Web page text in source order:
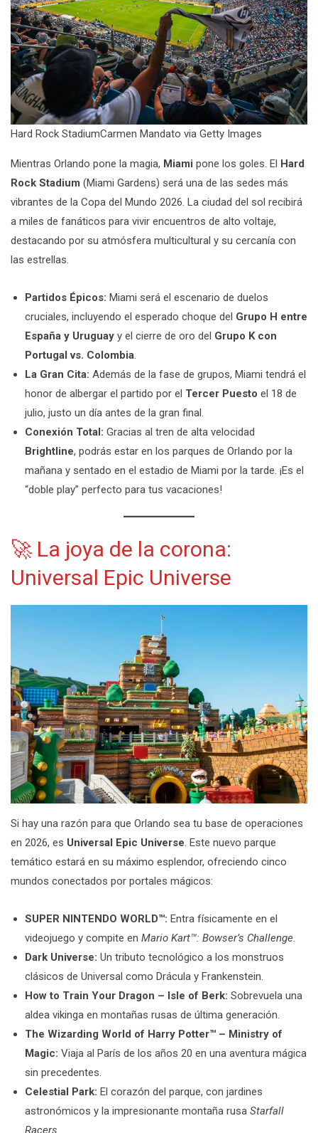
Hard Rock StadiumCarmen Mandato via Getty Images
Mientras Orlando pone la magia, Miami pone los goles. El Hard
Rock Stadium (Miami Gardens) será una de las sedes más
vibrantes de la Copa del Mundo 2026. La ciudad del sol recibirá
a miles de fanáticos para vivir encuentros de alto voltaje,
destacando por su atmósfera multicultural y su cercanía con
las estrellas.
Partidos Épicos: Miami será el escenario de duelos
cruciales, incluyendo el esperado choque del Grupo H entre
España y Uruguay y el cierre de oro del Grupo K con
Portugal vs. Colombia.
La Gran Cita: Además de la fase de grupos, Miami tendrá el
honor de albergar el partido por el Tercer Puesto el 18 de
julio, justo un día antes de la gran final.
Conexión Total: Gracias al tren de alta velocidad
Brightline, podrás estar en los parques de Orlando por la
mañana y sentado en el estadio de Miami por la tarde. ¡Es el
“doble play” perfecto para tus vacaciones!
🚀 La joya de la corona:
Universal Epic Universe
Si hay una razón para que Orlando sea tu base de operaciones
en 2026, es Universal Epic Universe. Este nuevo parque
temático estará en su máximo esplendor, ofreciendo cinco
mundos conectados por portales mágicos:
SUPER NINTENDO WORLD™: Entra físicamente en el
videojuego y compite en Mario Kart™: Bowser’s Challenge.
Dark Universe: Un tributo tecnológico a los monstruos
clásicos de Universal como Drácula y Frankenstein.
How to Train Your Dragon – Isle of Berk: Sobrevuela una
aldea vikinga en montañas rusas de última generación.
The Wizarding World of Harry Potter™ – Ministry of
Magic: Viaja al París de los años 20 en una aventura mágica
sin precedentes.
Celestial Park: El corazón del parque, con jardines
astronómicos y la impresionante montaña rusa Starfall
Racers